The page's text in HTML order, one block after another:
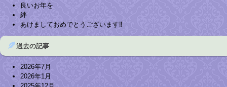
良いお年を
絆
あけましておめでとうございます‼︎
過去の記事
2026年7月
2026年1月